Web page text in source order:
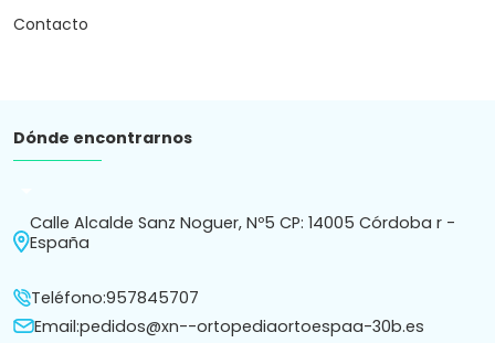
Contacto
Dónde encontrarnos
Calle Alcalde Sanz Noguer, Nº5 CP: 14005 Córdoba r -
España
Teléfono:957845707
Email:pedidos@xn--ortopediaortoespaa-30b.es